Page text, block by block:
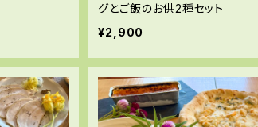
グとご飯のお供2種セット
¥2,900